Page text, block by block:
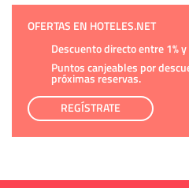
OFERTAS EN HOTELES.NET
Descuento directo entre 1%
Puntos canjeables por
próximas reservas.
REGÍSTRATE